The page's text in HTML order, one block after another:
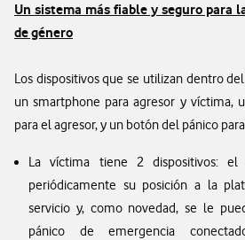
Un sistema más fiable y seguro para
de género
Los dispositivos que se utilizan dentro
un smartphone para agresor y víctima,
para el agresor, y un botón del pánico
La víctima tiene 2 dispositivos: el
periódicamente su posición a la
servicio y, como novedad, se le
pánico de emergencia